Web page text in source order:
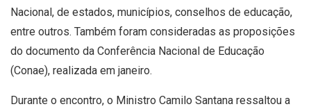
Nacional, de estados, municípios, conselhos de educação,
entre outros. Também foram consideradas as proposições
do documento da Conferência Nacional de Educação
(Conae), realizada em janeiro.
Durante o encontro, o Ministro Camilo Santana ressaltou a